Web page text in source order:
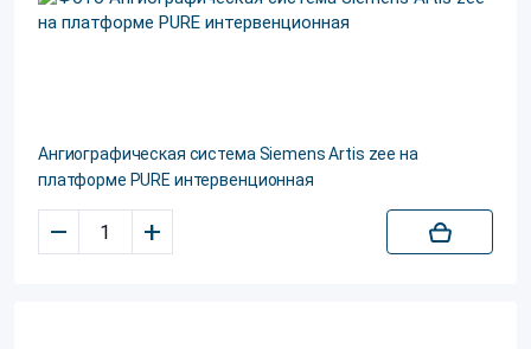
Ангиографическая система Siemens Artis zee на
платформе PURE интервенционная
– +